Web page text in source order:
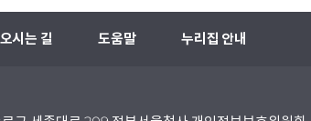
시는 길 도움말 누리집 안내